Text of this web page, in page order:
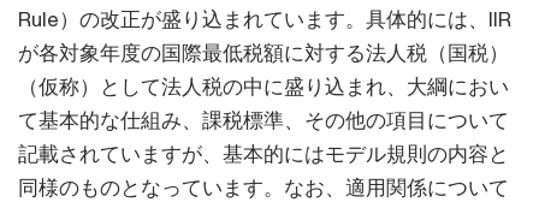
Rule）の改正が盛り込まれています。具体的には、IIR
が各対象年度の国際最低税額に対する法人税（国税）
（仮称）として法人税の中に盛り込まれ、大綱におい
て基本的な仕組み、課税標準、その他の項目について
記載されていますが、基本的にはモデル規則の内容と
同様のものとなっています。なお、適用関係について